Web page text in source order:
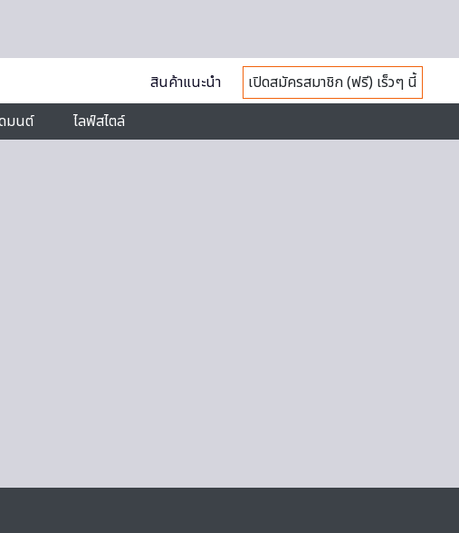
สินค้าแนะนำ
เปิดสมัครสมาชิก (ฟรี) เร็วๆ นี้
มนต์ ไลฟ์สไตล์